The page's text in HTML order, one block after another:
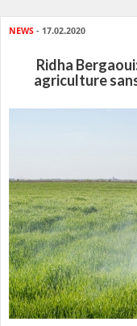
NEWS - 17.02.2020
Ridha
agriculture